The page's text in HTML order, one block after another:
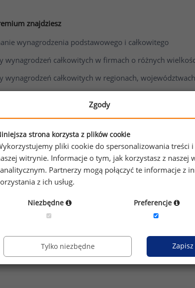
znajdziesz
wynagrodzenia podstawowego i całkowitego
wynagrodzeń całkowitych w firmach o różnych
wynagrodzeń całkowitych w regionach,
zadowolenia z pracy i wynagrodzenia
benefity
raport demo
styczeń 2026 grupa stanowisk:
Jak
Zgody
strona korzysta z plików cookie
pliki cookie do spersonalizowania treści
witrynie. Informacje o tym, jak korzystasz z
Partnerzy mogą połączyć te informacje
z ich usług.
Niezbędne Preferencje
Tylko niezbędne